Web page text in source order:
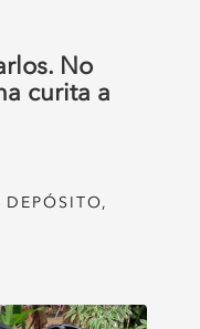
No
curita a